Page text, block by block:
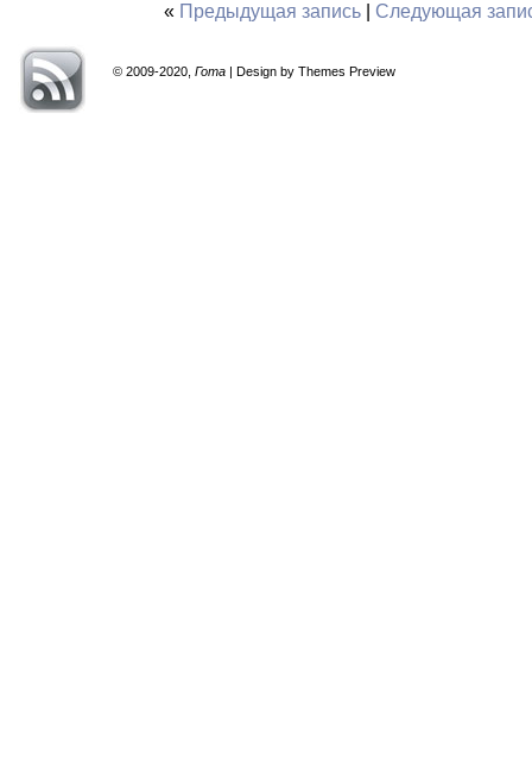
« Предыдущая запись| Следующая
© 2009-2020, Гота | Design by Themes Preview